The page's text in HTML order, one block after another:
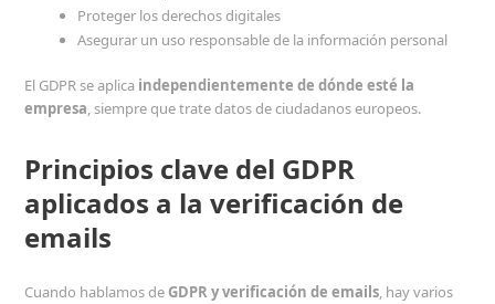
Proteger los derechos digitales
Asegurar un uso responsable de la información personal
El GDPR se aplica independientemente de dónde esté la
empresa, siempre que trate datos de ciudadanos europeos.
Principios clave del GDPR
aplicados a la verificación de
emails
Cuando hablamos de GDPR y verificación de emails, hay varios